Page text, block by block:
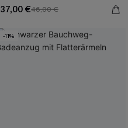
37,00 €46,00 €
-11%